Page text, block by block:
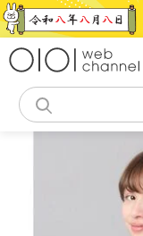
コ
ン